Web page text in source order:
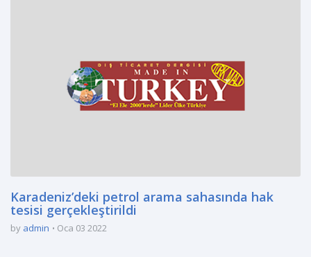
Karadeniz’deki petrol arama sahasında hak
tesisi gerçekleştirildi
by admin Oca 03 2022